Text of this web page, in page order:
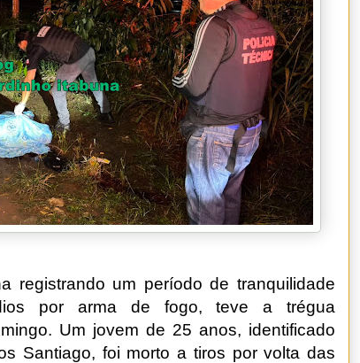
registrando um período de tranquilidade
por arma de fogo, teve a trégua
Um jovem de 25 anos, identificado
Santiago, foi morto a tiros por volta das